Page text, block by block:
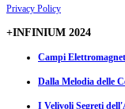
Privacy Policy
+INFINIUM 2024
Campi
Dalla Melodia delle
I Velivoli Segreti